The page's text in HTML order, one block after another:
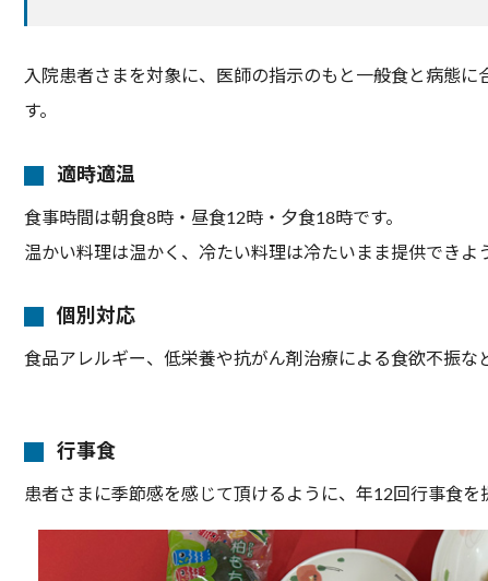
入院患者さまを対象に、医師の指示のもと一般食と病態
す。
適時適温
食事時間は朝食8時・昼食12時・夕食18時です。
温かい料理は温かく、冷たい料理は冷たいまま提供できよ
個別対応
食品アレルギー、低栄養や抗がん剤治療による食欲不振な
行事食
患者さまに季節感を感じて頂けるように、年12回行事食を